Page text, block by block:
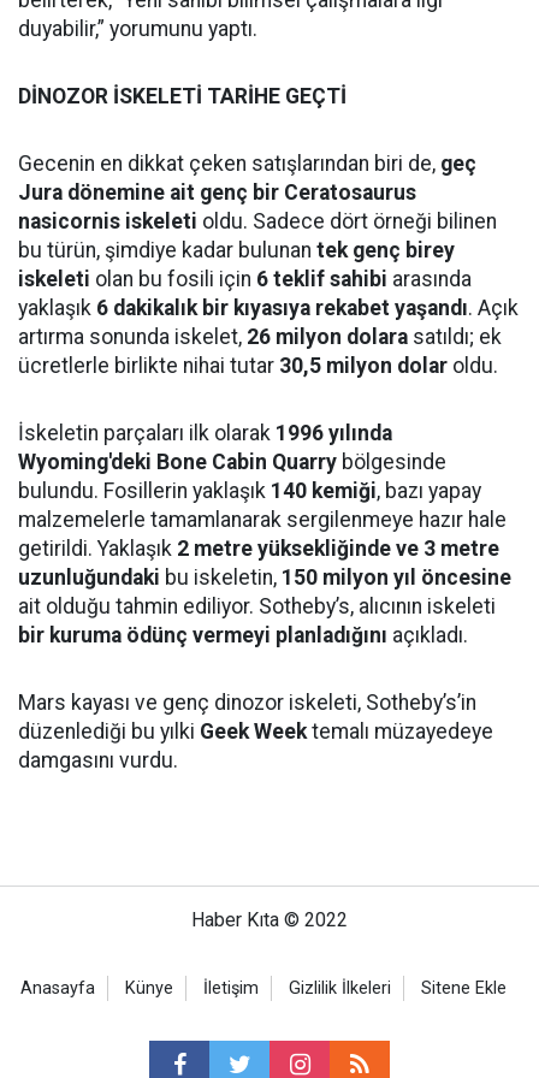
duyabilir,” yorumunu yaptı.
DİNOZOR İSKELETİ TARİHE GEÇTİ
Gecenin en dikkat çeken satışlarından biri de, geç
Jura dönemine ait genç bir Ceratosaurus
nasicornis iskeleti oldu. Sadece dört örneği bilinen
bu türün, şimdiye kadar bulunan tek genç birey
iskeleti olan bu fosili için 6 teklif sahibi arasında
yaklaşık 6 dakikalık bir kıyasıya rekabet yaşandı. Açık
artırma sonunda iskelet, 26 milyon dolara satıldı; ek
ücretlerle birlikte nihai tutar 30,5 milyon dolar oldu.
İskeletin parçaları ilk olarak 1996 yılında
Wyoming'deki Bone Cabin Quarry bölgesinde
bulundu. Fosillerin yaklaşık 140 kemiği, bazı yapay
malzemelerle tamamlanarak sergilenmeye hazır hale
getirildi. Yaklaşık 2 metre yüksekliğinde ve 3 metre
uzunluğundaki bu iskeletin, 150 milyon yıl öncesine
ait olduğu tahmin ediliyor. Sotheby’s, alıcının iskeleti
bir kuruma ödünç vermeyi planladığını açıkladı.
Mars kayası ve genç dinozor iskeleti, Sotheby’s’in
düzenlediği bu yılki Geek Weektemalı müzayedeye
damgasını vurdu.
Haber Kıta © 2022
Anasayfa Künye İletişim Gizlilik İlkeleri Sitene Ekle